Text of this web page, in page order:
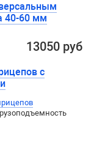
40-60 мм
13050 руб
с